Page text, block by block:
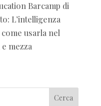
Barcamp di
L’intelligenza
usarla nel
mezza